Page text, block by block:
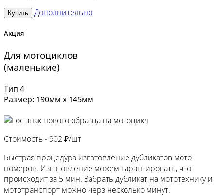
Купить Дополнительно
Акция
Для мотоциклов
(маленькие)
Тип 4
Размер: 190мм х 145мм
Стоимость - 902 ₽/шт
Быстрая процедура изготовление дубликатов мото
номеров. Изготовление можем гарантировать, что
происходит за 5 мин. Забрать дубликат на мототехнику и
мототранспорт можно черз несколько минут.